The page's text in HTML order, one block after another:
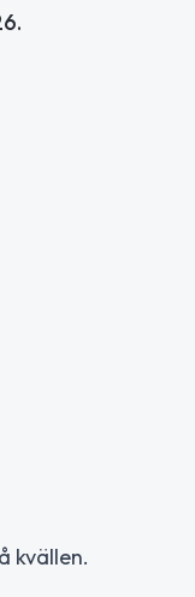
kvällen.